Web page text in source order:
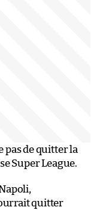
pas de quitter la
Super League.
quitter